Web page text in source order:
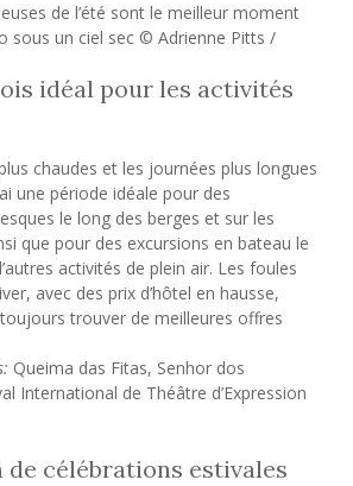
de l’été sont le meilleur moment
sous un ciel sec © Adrienne Pitts /
idéal pour les activités
chaudes et les journées plus longues
une période idéale pour des
le long des berges et sur les
que pour des excursions en bateau le
activités de plein air. Les foules
avec des prix d’hôtel en hausse,
trouver de meilleures offres
Queima das Fitas, Senhor dos
International de Théâtre d’Expression
de célébrations estivales